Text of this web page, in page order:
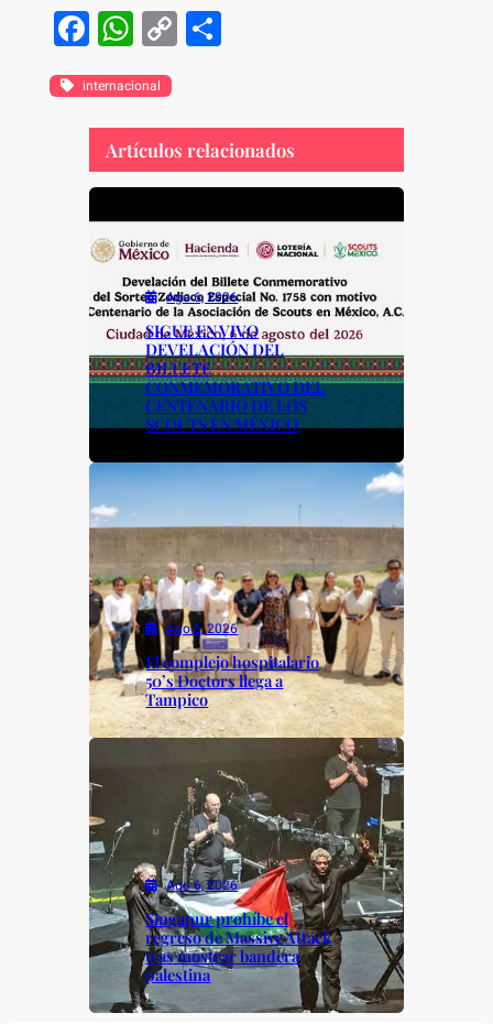
F
a
c
e
b
o
o
k
W
h
at
s
A
p
p
C
o
y
Li
n
k
S
e
internacional
Artículos relacionados
Ago 6, 2026
SIGUE EN VIVO
DEVELACIÓN DEL
BILLETE
CONMEMORATIVO DEL
CENTENARIO DE LOS
SCOUTS EN MÉXICO
Ago 6, 2026
El complejo hospitalario
50’s Doctors llega a
Tampico
Ago 6, 2026
Singapur prohíbe el
regreso de Massive Attack
tras mostrar bandera
palestina